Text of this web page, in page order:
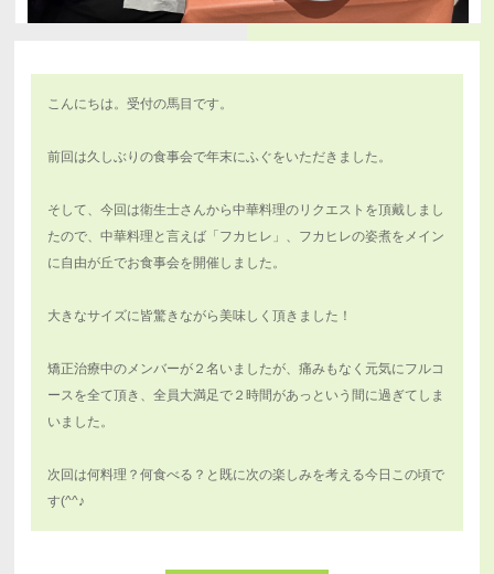
こんにちは。受付の馬目です。
前回は久しぶりの食事会で年末にふぐをいただきました。
そして、今回は衛生士さんから中華料理のリクエストを頂戴しまし
たので、中華料理と言えば「フカヒレ」、フカヒレの姿煮をメイン
に自由が丘でお食事会を開催しました。
大きなサイズに皆驚きながら美味しく頂きました！
矯正治療中のメンバーが２名いましたが、痛みもなく元気にフルコ
ースを全て頂き、全員大満足で２時間があっという間に過ぎてしま
いました。
次回は何料理？何食べる？と既に次の楽しみを考える今日この頃で
す(^^♪